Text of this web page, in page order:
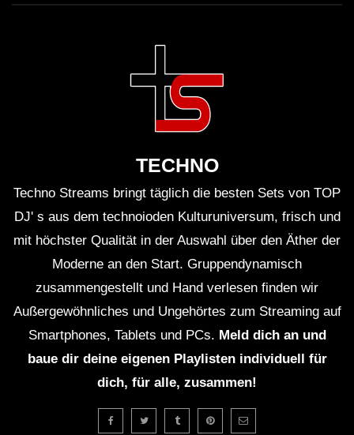
TECHNO
Techno Streams bringt täglich die besten Sets von TOP
DJ' s aus dem technoioden Kulturuniversum, frisch und
mit höchster Qualität in der Auswahl über den Äther der
Moderne an den Start. Gruppendynamisch
zusammengestellt und Hand verlesen finden wir
Außergewöhnliches und Ungehörtes zum Streaming auf
Smartphones, Tablets und PCs. Meld dich an und
baue dir deine eigenen Playlisten individuell für
dich, für alle, zusammen!